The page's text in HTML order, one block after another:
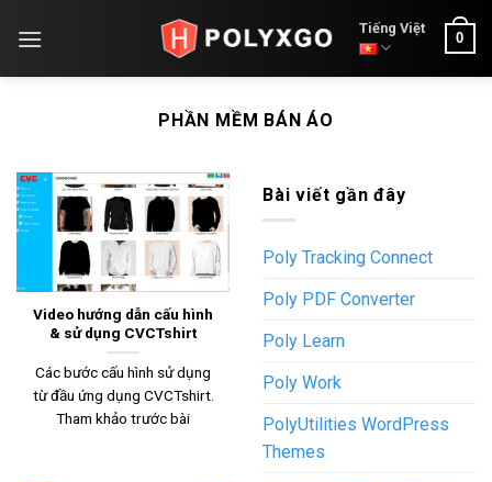
Tiếng Việt
0
PHẦN MỀM BÁN ÁO
Video hướng dẫn cấu hình
& sử dụng CVCTshirt
Các bước cấu hình sử dụng
từ đầu ứng dụng CVCTshirt.
Tham khảo trước bài
Bài viết gần đây
Poly Tracking Connect
Poly PDF Converter
Poly Learn
Poly Work
PolyUtilities WordPress
Themes